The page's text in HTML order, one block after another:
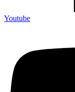
Youtube